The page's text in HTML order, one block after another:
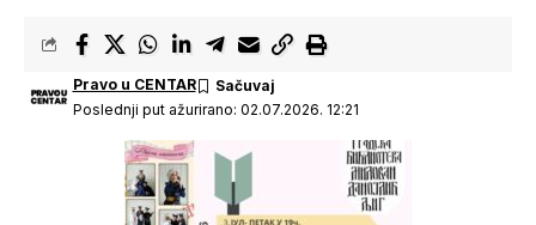
Poslednji put ažurirano: 02.07.2026. 12:21
Pravo u CENTAR